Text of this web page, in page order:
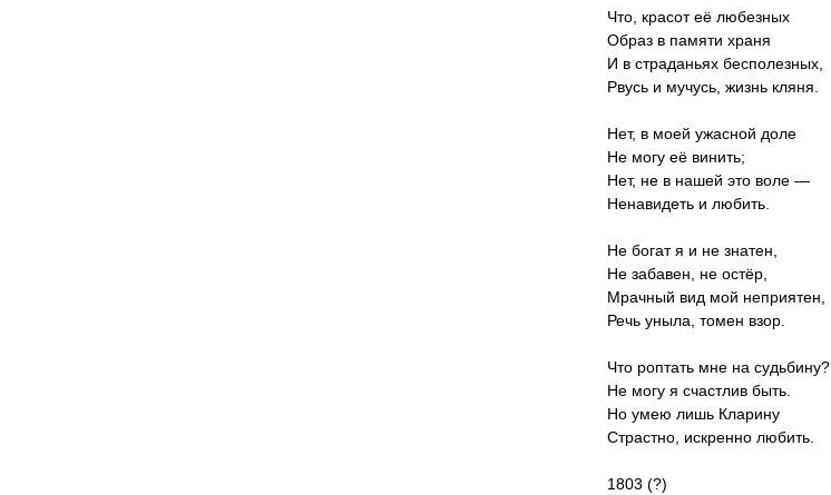
Что, красот её любезных
Образ в памяти храня
И в страданьях бесполезных,
Рвусь и мучусь, жизнь кляня.
Нет, в моей ужасной доле
Не могу её винить;
Нет, не в нашей это воле —
Ненавидеть и любить.
Не богат я и не знатен,
Не забавен, не остёр,
Мрачный вид мой неприятен,
Речь уныла, томен взор.
Что роптать мне на судьбину?
Не могу я счастлив быть.
Но умею лишь Кларину
Страстно, искренно любить.
1803 (?)